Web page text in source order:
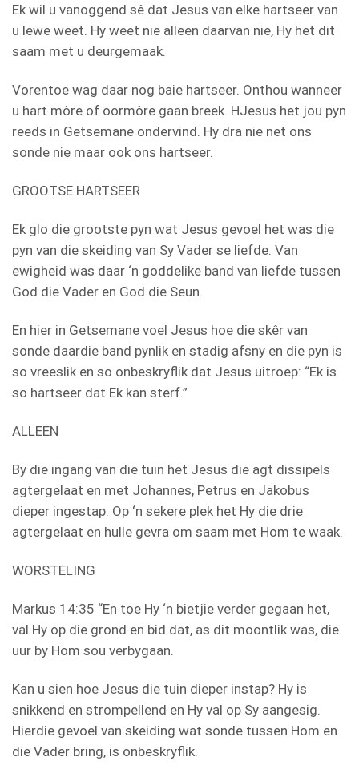
Ek wil u vanoggend sê dat Jesus van elke hartseer van
u lewe weet. Hy weet nie alleen daarvan nie, Hy het dit
saam met u deurgemaak.
Vorentoe wag daar nog baie hartseer. Onthou wanneer
u hart môre of oormôre gaan breek. HJesus het jou pyn
reeds in Getsemane ondervind. Hy dra nie net ons
sonde nie maar ook ons hartseer.
GROOTSE HARTSEER
Ek glo die grootste pyn wat Jesus gevoel het was die
pyn van die skeiding van Sy Vader se liefde. Van
ewigheid was daar ‘n goddelike band van liefde tussen
God die Vader en God die Seun.
En hier in Getsemane voel Jesus hoe die skêr van
sonde daardie band pynlik en stadig afsny en die pyn is
so vreeslik en so onbeskryflik dat Jesus uitroep: “Ek is
so hartseer dat Ek kan sterf.”
ALLEEN
By die ingang van die tuin het Jesus die agt dissipels
agtergelaat en met Johannes, Petrus en Jakobus
dieper ingestap. Op ‘n sekere plek het Hy die drie
agtergelaat en hulle gevra om saam met Hom te waak.
WORSTELING
Markus 14:35 “En toe Hy ‘n bietjie verder gegaan het,
val Hy op die grond en bid dat, as dit moontlik was, die
uur by Hom sou verbygaan.
Kan u sien hoe Jesus die tuin dieper instap? Hy is
snikkend en strompellend en Hy val op Sy aangesig.
Hierdie gevoel van skeiding wat sonde tussen Hom en
die Vader bring, is onbeskryflik.